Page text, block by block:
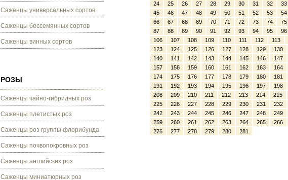
Саженцы универсальных сортов
Саженцы бессемянных сортов
Саженцы винных сортов
РОЗЫ
Саженцы чайно-гибридных роз
Саженцы плетистых роз
Саженцы роз группы флорибунда
Саженцы почвопокровных роз
Саженцы английских роз
Саженцы миниатюрных роз
24
25 26 27 28 29 30 31 32 33
45
46 47 48 49 50 51 52 53 54
66
67 68 69 70 71 72 73 74 75
87
88 89 90 91 92 93 94 95 96
106
107 108 109 110 111 112 113
123
124 125 126 127 128 129 130
140
141 142 143 144 145 146 147
157
158 159 160 161 162 163 164
174
175 176 177 178 179 180 181
191
192 193 194 195 196 197 198
208
209 210 211 212 213 214 215
225
226 227 228 229 230 231 232
242
243 244 245 246 247 248 249
259
260 261 262 263 264 265 266
276
277 278 279 280 281